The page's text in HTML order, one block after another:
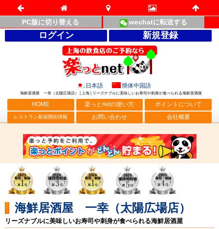
PC版に切り替える wechatに転送する
ログイン 新規登録
日本語 簡体中国語
海鮮居酒屋 一幸（太陽広場店） | 上海 | リーズナブルに美味しいお寿司や刺身が食べられる海鮮居酒屋
HOME 楽っとnetの使い方 ポイントについて
レストラン新規開拓情報 お問い合わせ 会社概要
海鮮居酒屋 一幸（太陽広場店）
リーズナブルに美味しいお寿司や刺身が食べられる海鮮居酒屋